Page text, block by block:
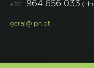
+351 964 656 033
geral@lpn.pt